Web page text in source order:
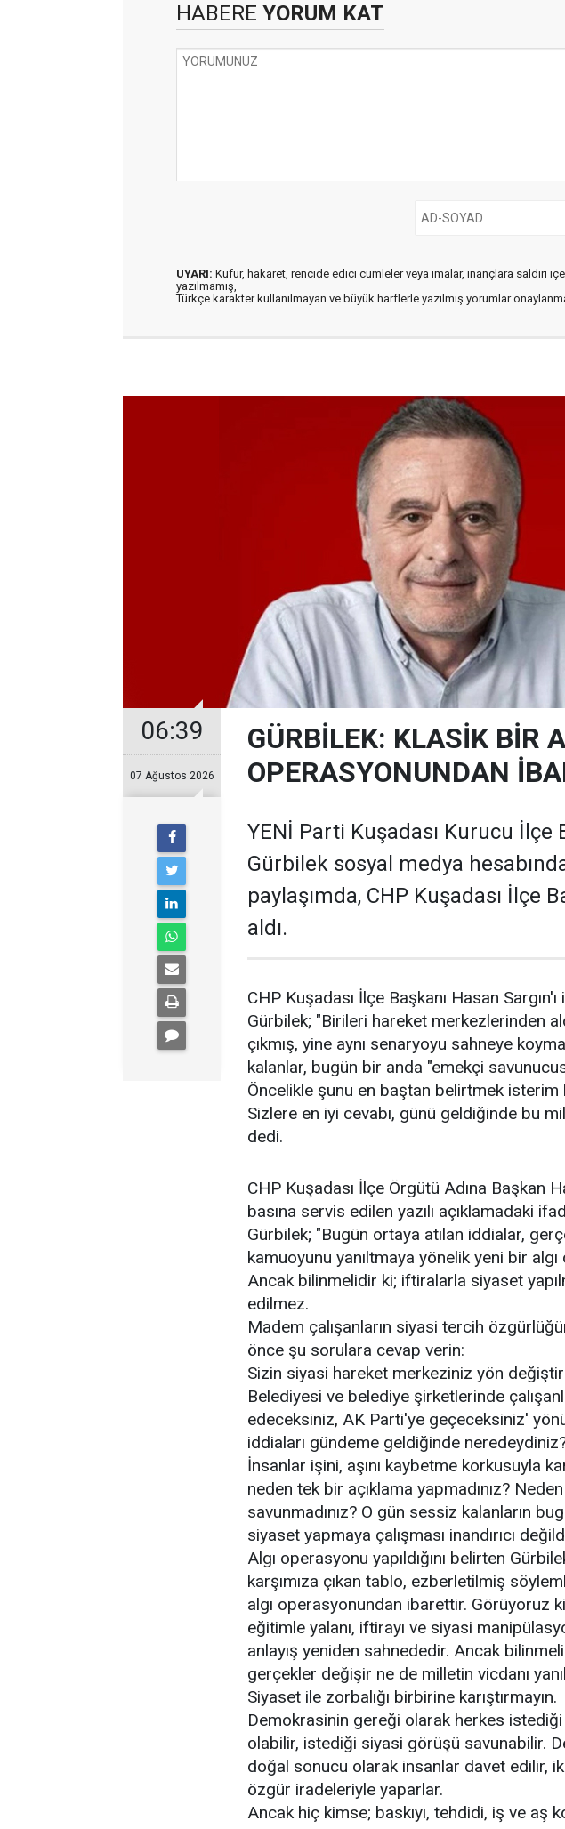
HABERE YORUM KAT
UYARI: Küfür, hakaret, rencide edici cümleler veya imalar, inançlara saldırı
yazılmamış,
Türkçe karakter kullanılmayan ve büyük harflerle yazılmış yorumlar
06:39
07 Ağustos 2026
GÜRBİLEK: KLASİK BİR
OPERASYONUNDAN
YENİ Parti Kuşadası Kurucu İlçe
Gürbilek sosyal medya
paylaşımda, CHP Kuşadası İlçe
aldı.
CHP Kuşadası İlçe Başkanı Hasan
Gürbilek; "Birileri hareket merkezlerinden
çıkmış, yine aynı senaryoyu sahneye
kalanlar, bugün bir anda "emekçi
Öncelikle şunu en baştan belirtmek isterim
Sizlere en iyi cevabı, günü geldiğinde bu
dedi.
CHP Kuşadası İlçe Örgütü Adına Başkan
basına servis edilen yazılı açıklamadaki
Gürbilek; "Bugün ortaya atılan iddialar,
kamuoyunu yanıltmaya yönelik yeni bir algı
Ancak bilinmelidir ki; iftiralarla siyaset
edilmez.
Madem çalışanların siyasi tercih
önce şu sorulara cevap verin:
Sizin siyasi hareket merkeziniz yön
Belediyesi ve belediye şirketlerinde
edeceksiniz, AK Parti'ye geçeceksiniz'
iddiaları gündeme geldiğinde
İnsanlar işini, aşını kaybetme korkusuyla
neden tek bir açıklama yapmadınız?
savunmadınız? O gün sessiz kalanların
siyaset yapmaya çalışması inandırıcı
Algı operasyonu yapıldığını belirten
karşımıza çıkan tablo, ezberletilmiş
algı operasyonundan ibarettir. Görüyoruz ki;
eğitimle yalanı, iftirayı ve siyasi
anlayış yeniden sahnededir. Ancak
gerçekler değişir ne de milletin vicdanı
Siyaset ile zorbalığı birbirine karıştırmayın.
Demokrasinin gereği olarak herkes
olabilir, istediği siyasi görüşü savunabilir.
doğal sonucu olarak insanlar davet edilir,
özgür iradeleriyle yaparlar.
Ancak hiç kimse; baskıyı, tehdidi, iş ve aş